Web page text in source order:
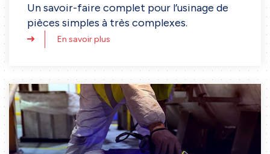
Contact
Formulaire de contact
Un savoir-faire complet pour l’usinage de
pièces simples à très complexes.
En savoir plus